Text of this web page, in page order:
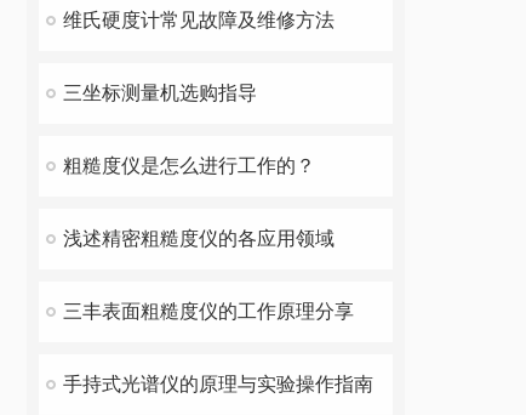
维氏硬度计常见故障及维修方法
三坐标测量机选购指导
粗糙度仪是怎么进行工作的？
浅述精密粗糙度仪的各应用领域
三丰表面粗糙度仪的工作原理分享
手持式光谱仪的原理与实验操作指南